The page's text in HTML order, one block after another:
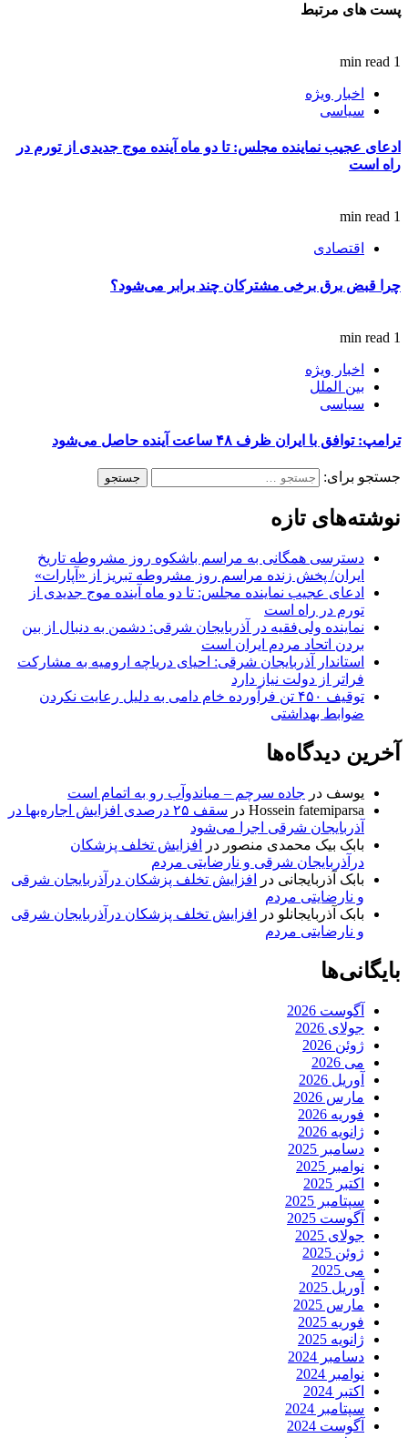
پست های مرتبط
1 min read
اخبار ویژه
سیاسی
ادعای عجیب نماینده مجلس: تا دو ماه آینده موج جدیدی از تورم در
راه است
1 min read
اقتصادی
چرا قبض برق برخی مشترکان چند برابر می‌شود؟
1 min read
اخبار ویژه
بین الملل
سیاسی
ترامپ: توافق با ایران ظرف ۴۸ ساعت آینده حاصل می‌شود
جستجو برای:
نوشته‌های تازه
دسترسی همگانی به مراسم باشکوه روز مشروطه تاریخ
ایران/ پخش زنده مراسم روز مشروطه تبریز از «آپارات»
ادعای عجیب نماینده مجلس: تا دو ماه آینده موج جدیدی از
تورم در راه است
نماینده ولی‌فقیه در آذربایجان شرقی: دشمن به دنبال از بین
بردن اتحاد مردم ایران است
استاندار آذربایجان شرقی: احیای دریاچه ارومیه به مشارکت
فراتر از دولت نیاز دارد
توقیف ۴۵۰ تن فرآورده خام دامی به دلیل رعایت نکردن
ضوابط بهداشتی
آخرین دیدگاه‌ها
یوسف در جاده سرچم – میاندوآب رو به اتمام است
Hossein fatemiparsa در
سقف ۲۵ درصدی افزایش اجاره‌بها در
آذربایجان شرقی اجرا می‌شود
بابک بیک محمدی منصور در
افزایش تخلف پزشکان
درآذربایجان شرقی و نارضایتی مردم
بابک آذربایجانی در
افزایش تخلف پزشکان درآذربایجان شرقی
و نارضایتی مردم
بابک آذربایجانلو در
افزایش تخلف پزشکان درآذربایجان شرقی
و نارضایتی مردم
بایگانی‌ها
آگوست 2026
جولای 2026
ژوئن 2026
می 2026
آوریل 2026
مارس 2026
فوریه 2026
ژانویه 2026
دسامبر 2025
نوامبر 2025
اکتبر 2025
سپتامبر 2025
آگوست 2025
جولای 2025
ژوئن 2025
می 2025
آوریل 2025
مارس 2025
فوریه 2025
ژانویه 2025
دسامبر 2024
نوامبر 2024
اکتبر 2024
سپتامبر 2024
آگوست 2024